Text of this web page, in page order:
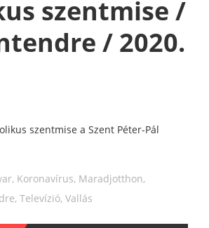
szentmise /
/ 2020.
szentmise a Szent Péter-Pál
, Koronavírus, Maradjotthon,
, Televízió, Vallás